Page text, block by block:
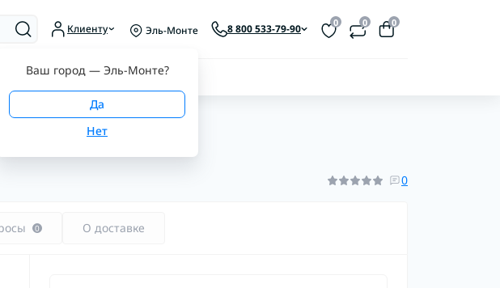
Клиенту Эль-Монте
Ваш город — Эль-Монте?
8 800 533-79-90 0 0 0
с нами
130A8 IM-04 TL Mitas
0
0 О доставке